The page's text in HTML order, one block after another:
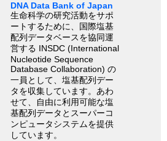
DNA Data Bank of Japan
生命科学の研究活動をサポ
ートするために、国際塩基
配列データベースを協同運
営する INSDC (International
Nucleotide Sequence
Database Collaboration) の
一員として、塩基配列デー
タを収集しています。あわ
せて、自由に利用可能な塩
基配列データとスーパーコ
ンピュータシステムを提供
しています。